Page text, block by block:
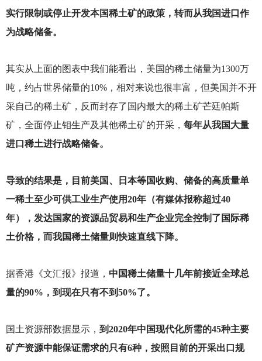
实行限制或停止开发本国稀土矿的政策，转而从我国进口作
为战略储备。
其实从上面的图表中我们能看出，美国的稀土储量为1300万
吨，约占世界储量的10%，相对来说也很丰富，但美国并不开
采自己的稀土矿，反而封存了国内最大的稀土矿芒廷帕斯
矿，全面停止钼生产及其他稀土矿的开采， 每年从我国大量
进口稀土进行战略储备。
导致的结果是，目前美国、日本等国收购、储备的高质量单
一稀土至少可供工业生产使用20年（有媒体报称超过40
年），发达国家的资源品贸易和生产企业完全控制了国际稀
土价格，而我国稀土储量则快速直线下降。
据香港《文汇报》报道， 中国稀土储量十几年前接近全球总
量的90%，到现在只有不到50%了。
国土资源部数据显示， 到2020年中国现代化所需的45种主要
矿产资源中能保证需求的只有6种，按照目前的开采出口规